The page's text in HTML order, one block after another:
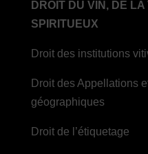
DROIT DU VIN, DE
SPIRITUEUX
Droit des institutions
Droit des Appellations
géographiques
Droit de l’étiquetage